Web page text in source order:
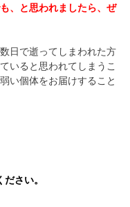
、と思われましたら、ぜ
日で逝ってしまわれた方
いると思われてしまうこ
い個体をお届けすること
さい。